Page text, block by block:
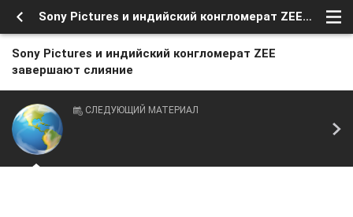
Sony Pictures и индийский конгломерат ZEE завершают слияние
Sony Pictures и индийский конгломерат ZEE
завершают слияние
СЛЕДУЮЩИЙ МАТЕРИАЛ